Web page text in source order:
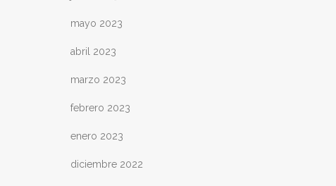
mayo 2023
abril 2023
marzo 2023
febrero 2023
enero 2023
diciembre 2022